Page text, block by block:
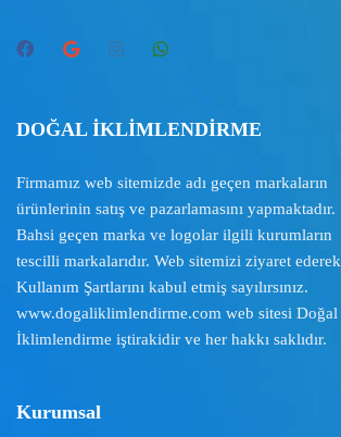
DOĞAL İKLİMLENDİRME
Firmamız web sitemizde adı geçen markaların
ürünlerinin satış ve pazarlamasını yapmaktadır.
Bahsi geçen marka ve logolar ilgili kurumların
tescilli markalarıdır. Web sitemizi ziyaret ederek
Kullanım Şartlarını kabul etmiş sayılırsınız.
www.dogaliklimlendirme.com web sitesi Doğal
İklimlendirme iştirakidir ve her hakkı saklıdır.
Kurumsal